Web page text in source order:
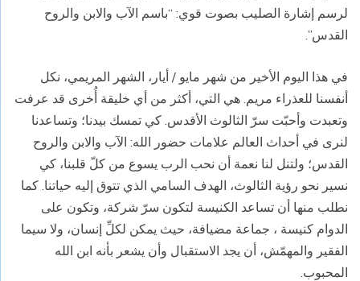
لرسم إشارة الصليب بصوت قوي: “باسم الآب والابن والروح
القدس”.
في هذا اليوم الأخير من شهر مايو / أيار، الشهر المريمي، نكل
أنفسنا للعذراء مريم. هي التي، أكثر من أي خليقة أُخرى قد عرفت
وتعبدت وأحبّت سرّ الثالوث الأقدس. كي تمسك بيدنا؛ وتساعدنا
لنرى في أحداث العالم علامات حضور الله: الآب والابن والروح
القدس؛ ولتنل لنا نعمة أن نحب الرب يسوع من كلّ قلبنا، كي
نسير نحو رؤية الثالوث، الهدف السامي الذي تتوق إليه حياتنا. كما
نطلب منها أن تساعد الكنيسة لتكون سرّ شركة، وتكون على
الدوام كنيسة ، جماعة مضيافة، حيث يمكن لكلِّ إنسان، ولا سيما
الفقير والمهمّش، أن يجد الاستقبال وأن يشعر بأنه ابن الله
المحبوب.